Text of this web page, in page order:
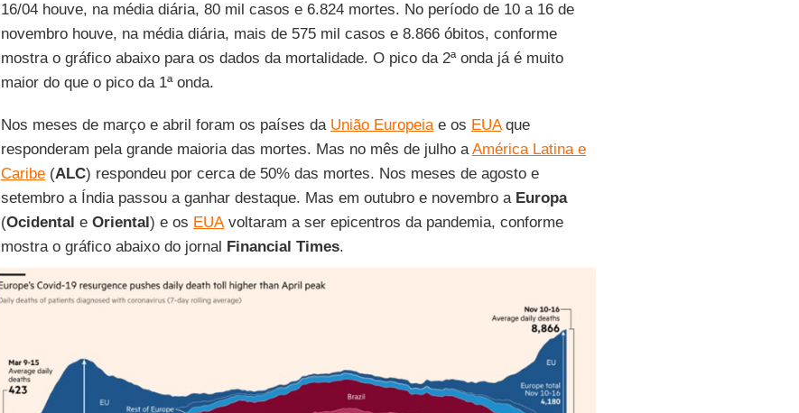
16/04 houve, na média diária, 80 mil casos e 6.824 mortes. No período de 10 a 16 de
novembro houve, na média diária, mais de 575 mil casos e 8.866 óbitos, conforme
mostra o gráfico abaixo para os dados da mortalidade. O pico da 2ª onda já é muito
maior do que o pico da 1ª onda.
Nos meses de março e abril foram os países da União Europeiae os EUAque
responderam pela grande maioria das mortes. Mas no mês de julho aAmérica Latina e
Caribe(ALC) respondeu por cerca de 50% das mortes. Nos meses de agosto e
setembro a Índia passou a ganhar destaque. Mas em outubro e novembro a Europa
(Ocidental e Oriental) e os EUAvoltaram a ser epicentros da pandemia, conforme
mostra o gráfico abaixo do jornal Financial Times.